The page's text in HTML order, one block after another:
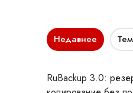
Недавнее
RuBackup 3.0: